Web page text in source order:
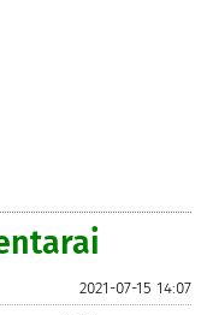
2021-07-15 14:07